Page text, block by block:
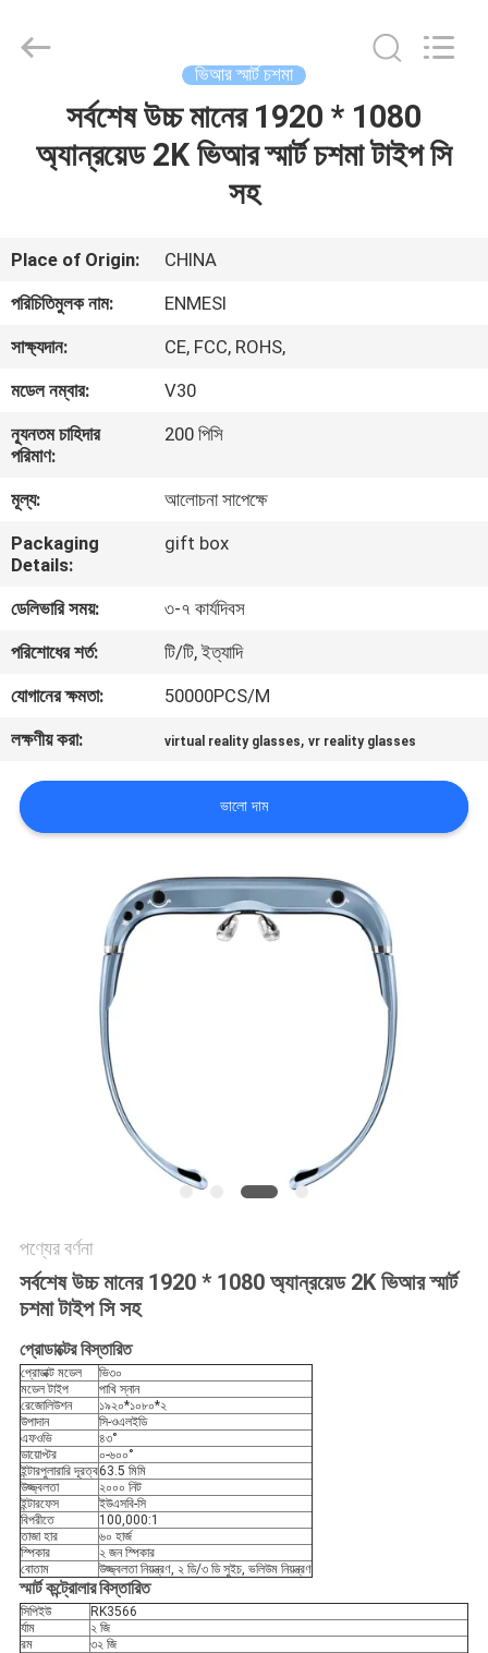
আমাদের
সম্পর্কে
কারখানা
ভ্রমণ
নিয়ন্ত্রণ
খবর
মামলা
উদ্ধৃতির
আবেদন
SHOPPING
সাইটম্যাপ
গোপনীয়তা
Technology
ভিআর স্মার্ট চশমা
সর্বশেষ উচ্চ মানের 1920 * 1080
অ্যান্রয়েড 2K ভিআর স্মার্ট চশমা টাইপ সি
সহ
Place of Origin:
CHINA
পরিচিতিমুলক নাম:
ENMESI
সাক্ষ্যদান:
CE, FCC, ROHS,
মডেল নম্বার:
V30
ন্যূনতম চাহিদার
পরিমাণ:
200 পিসি
মূল্য:
আলোচনা সাপেক্ষে
Packaging
Details:
gift box
ডেলিভারি সময়:
৩-৭ কার্যদিবস
পরিশোধের শর্ত:
টি/টি, ইত্যাদি
যোগানের ক্ষমতা:
50000PCS/M
লক্ষণীয় করা:
virtual reality glasses,vr reality glasses
ভালো দাম
পণ্যের বর্ণনা
সর্বশেষ উচ্চ মানের 1920 * 1080 অ্যান্রয়েড 2K ভিআর স্মার্ট
চশমা টাইপ সি সহ
প্রোডাক্টের বিস্তারিত
প্রোডাক্ট মডেল
ভি৩০
মডেল টাইপ
পাখি স্নান
রেজোলিউশন
১৯২০*১০৮০*২
উপাদান
সি-ওএলইডি
এফওভি
৪৩°
ডায়োপ্টর
০-৬০০°
ইন্টারপুলারারি দূরত্ব63.5 মিমি
উজ্জ্বলতা
২০০০ নিট
ইন্টারফেস
ইউএসবি-সি
বিপরীতে
100,000:1
তাজা হার
৬০ হার্জ
স্পিকার
২ জন স্পিকার
বোতাম
উজ্জ্বলতা নিয়ন্ত্রণ, ২ ডি/৩ ডি সুইচ, ভলিউম নিয়ন্ত্রণ
স্মার্ট কন্ট্রোলারবিস্তারিত
সিপিইউ
RK3566
র্যাম
২ জি
রম
৩২ জি